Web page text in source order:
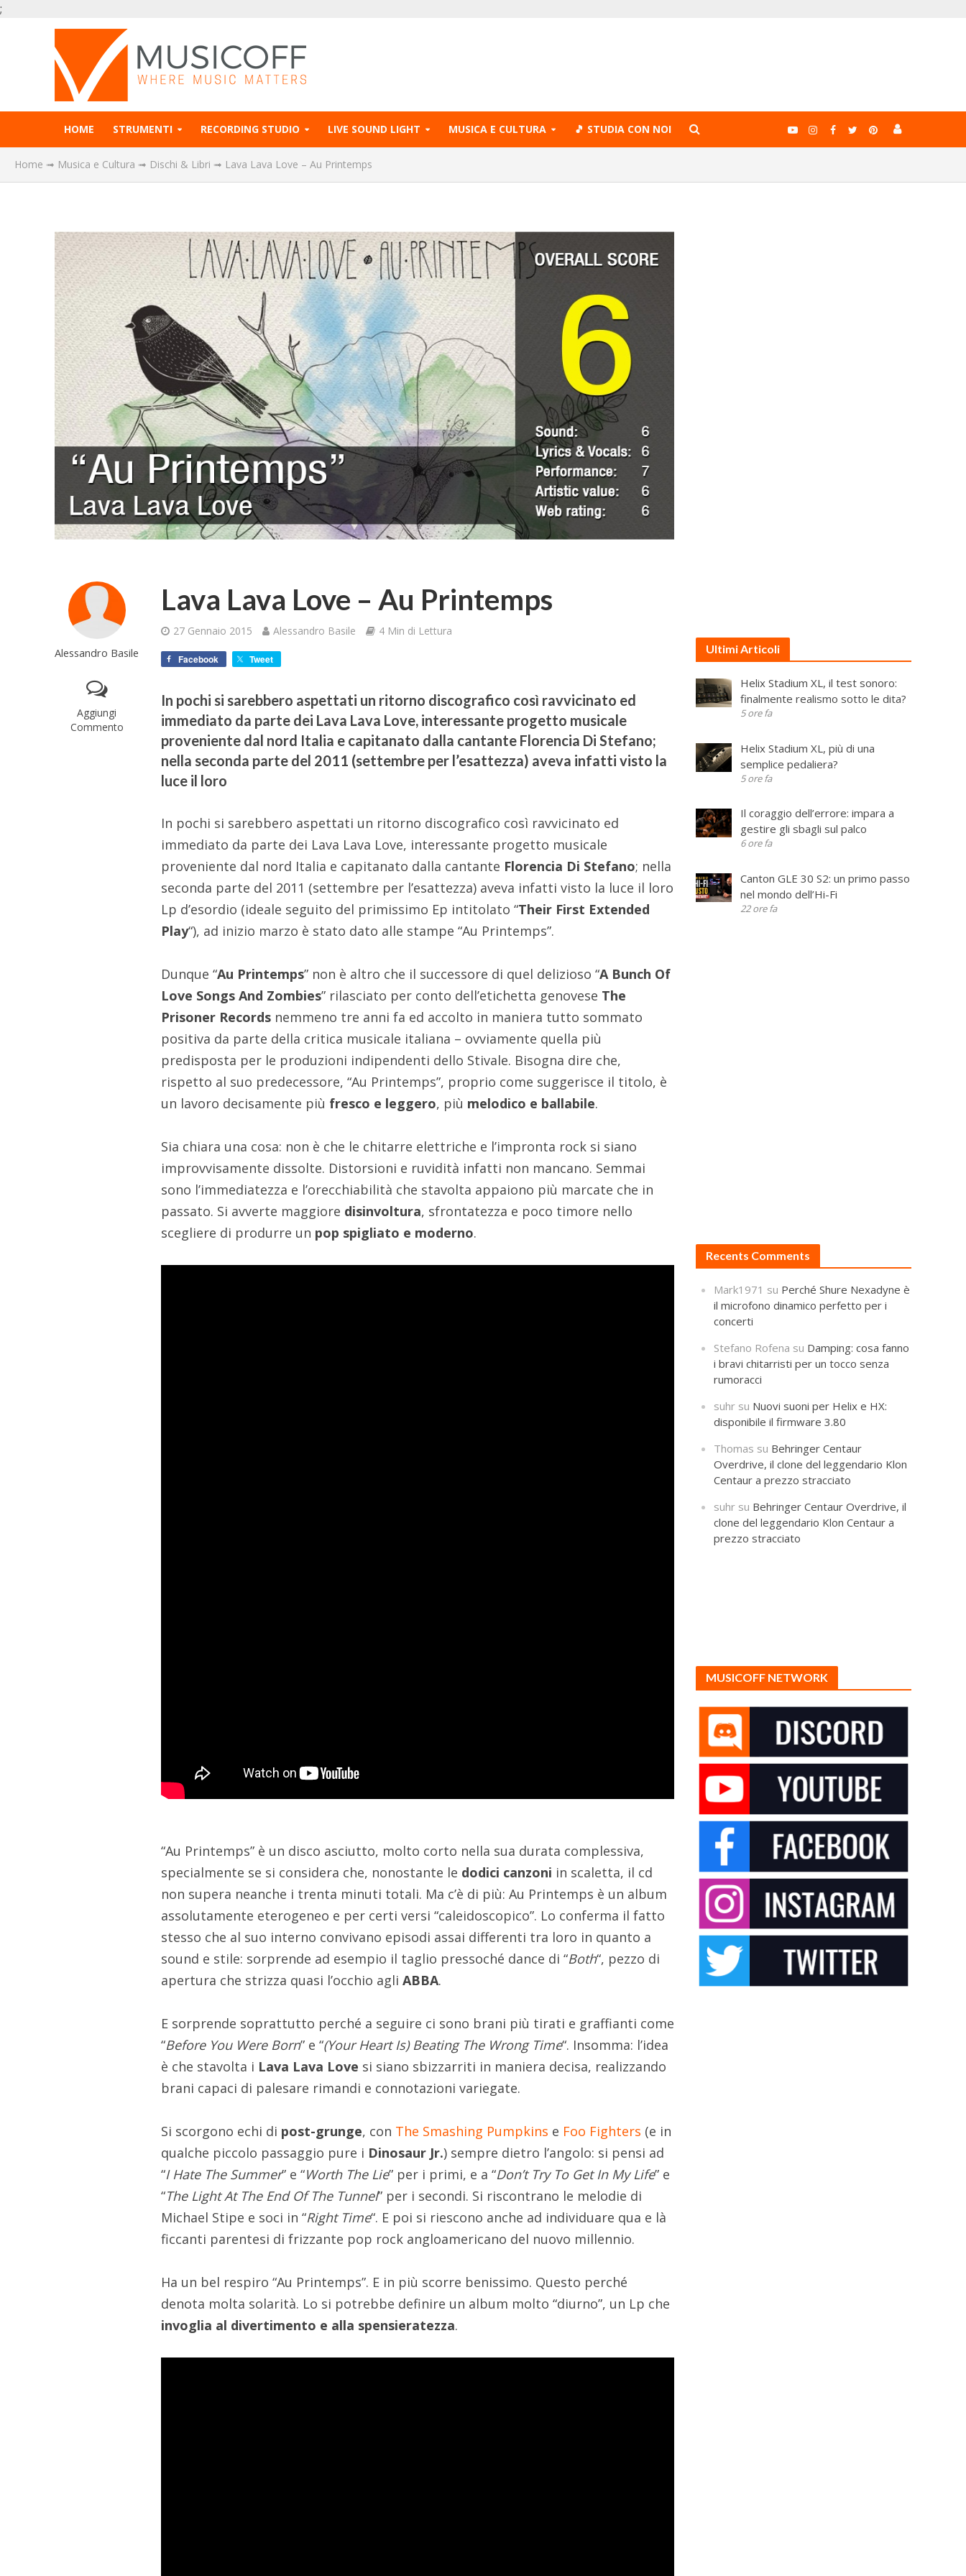
;
HOME STRUMENTI RECORDING STUDIO LIVE SOUND LIGHT MUSICA E CULTURA 🎵 STUDIA CON NOI
Home ➟ Musica e Cultura ➟ Dischi & Libri ➟ Lava Lava Love – Au Printemps
Alessandro Basile
Aggiungi
Commento
Lava Lava Love – Au Printemps
27 Gennaio 2015 Alessandro Basile 4 Min di Lettura
Facebook Tweet
In pochi si sarebbero aspettati un ritorno discografico così ravvicinato ed
immediato da parte dei Lava Lava Love, interessante progetto musicale
proveniente dal nord Italia e capitanato dalla cantante Florencia Di Stefano;
nella seconda parte del 2011 (settembre per l’esattezza) aveva infatti visto la
luce il loro
In pochi si sarebbero aspettati un ritorno discografico così ravvicinato ed
immediato da parte dei Lava Lava Love, interessante progetto musicale
proveniente dal nord Italia e capitanato dalla cantante Florencia Di Stefano; nella
seconda parte del 2011 (settembre per l’esattezza) aveva infatti visto la luce il loro
Lp d’esordio (ideale seguito del primissimo Ep intitolato “Their First Extended
Play“), ad inizio marzo è stato dato alle stampe “Au Printemps”.
Dunque “Au Printemps” non è altro che il successore di quel delizioso “A Bunch Of
Love Songs And Zombies” rilasciato per conto dell’etichetta genovese The
Prisoner Records nemmeno tre anni fa ed accolto in maniera tutto sommato
positiva da parte della critica musicale italiana – ovviamente quella più
predisposta per le produzioni indipendenti dello Stivale. Bisogna dire che,
rispetto al suo predecessore, “Au Printemps”, proprio come suggerisce il titolo, è
un lavoro decisamente più fresco e leggero, più melodico e ballabile.
Sia chiara una cosa: non è che le chitarre elettriche e l’impronta rock si siano
improvvisamente dissolte. Distorsioni e ruvidità infatti non mancano. Semmai
sono l’immediatezza e l’orecchiabilità che stavolta appaiono più marcate che in
passato. Si avverte maggiore disinvoltura, sfrontatezza e poco timore nello
scegliere di produrre un pop spigliato e moderno.
“Au Printemps” è un disco asciutto, molto corto nella sua durata complessiva,
specialmente se si considera che, nonostante le dodici canzoni in scaletta, il cd
non supera neanche i trenta minuti totali. Ma c’è di più: Au Printemps è un album
assolutamente eterogeneo e per certi versi “caleidoscopico”. Lo conferma il fatto
stesso che al suo interno convivano episodi assai differenti tra loro in quanto a
sound e stile: sorprende ad esempio il taglio pressoché dance di “Both“, pezzo di
apertura che strizza quasi l’occhio agliABBA.
E sorprende soprattutto perché a seguire ci sono brani più tirati e graffianti come
“Before You Were Born” e “(Your Heart Is) Beating The Wrong Time“. Insomma: l’idea
è che stavolta i Lava Lava Love si siano sbizzarriti in maniera decisa, realizzando
brani capaci di palesare rimandi e connotazioni variegate.
Si scorgono echi di post-grunge, con The Smashing Pumpkins e Foo Fighters (e in
qualche piccolo passaggio pure i Dinosaur Jr.) sempre dietro l’angolo: si pensi ad
“I Hate The Summer” e “Worth The Lie” per i primi, e a “Don’t Try To Get In My Life” e
“The Light At The End Of The Tunnel” per i secondi. Si riscontrano le melodie di
Michael Stipe e soci in “Right Time“. E poi si riescono anche ad individuare qua e là
ficcanti parentesi di frizzante pop rock angloamericano del nuovo millennio.
Ha un bel respiro “Au Printemps”. E in più scorre benissimo. Questo perché
denota molta solarità. Lo si potrebbe definire un album molto “diurno”, un Lp che
invoglia al divertimento e alla spensieratezza.
Ultimi Articoli
Helix Stadium XL, il test sonoro:
finalmente realismo sotto le dita?
5 ore fa
Helix Stadium XL, più di una
semplice pedaliera?
5 ore fa
Il coraggio dell’errore: impara a
gestire gli sbagli sul palco
6 ore fa
Canton GLE 30 S2: un primo passo
nel mondo dell’Hi-Fi
22 ore fa
Recents Comments
Mark1971 su Perché Shure Nexadyne è
il microfono dinamico perfetto per i
concerti
Stefano Rofena su Damping: cosa fanno
i bravi chitarristi per un tocco senza
rumoracci
suhr su Nuovi suoni per Helix e HX:
disponibile il firmware 3.80
Thomas su Behringer Centaur
Overdrive, il clone del leggendario Klon
Centaur a prezzo stracciato
suhr su Behringer Centaur Overdrive, il
clone del leggendario Klon Centaur a
prezzo stracciato
MUSICOFF NETWORK